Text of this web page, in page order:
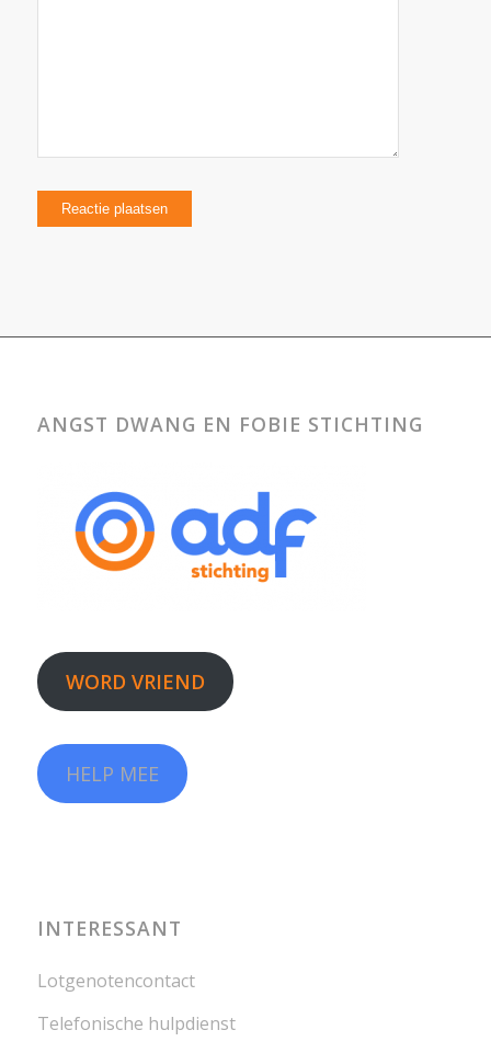
ANGST DWANG EN FOBIE STICHTING
WORD VRIEND
HELP MEE
INTERESSANT
Lotgenotencontact
Telefonische hulpdienst